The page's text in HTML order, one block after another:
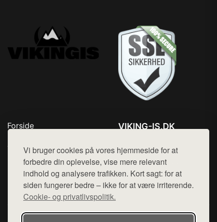
Vi bruger cookies på vores hjemmeside for at
forbedre din oplevelse, vise mere relevant
indhold og analysere trafikken. Kort sagt: for at
siden fungerer bedre – ikke for at være irriterende.
Cookie- og privatlivspolitik.
Forside
Top Rabatter
Kontakt
VIKING-IS.DK
Mail: hej@want.dk
Cookie- og privatlivspolitik